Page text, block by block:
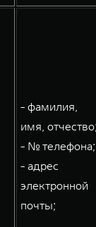
- фамилия,
имя,
- № телефона;
- адрес
электронной
почты;